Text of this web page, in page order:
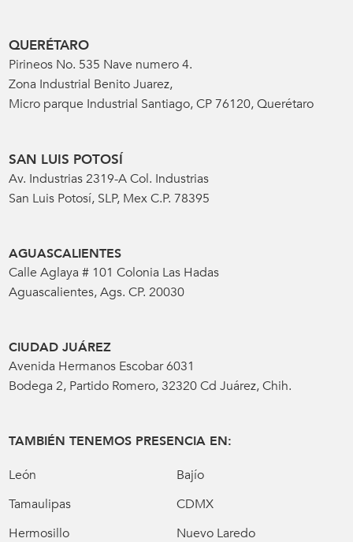
QUERÉTARO
Pirineos No. 535 Nave numero 4.
Zona Industrial Benito Juarez,
Micro parque Industrial Santiago, CP 76120, Querétaro
SAN LUIS POTOSÍ
Av. Industrias 2319-A Col. Industrias
San Luis Potosí, SLP, Mex C.P. 78395
AGUASCALIENTES
Calle Aglaya # 101 Colonia Las Hadas
Aguascalientes, Ags. CP. 20030
CIUDAD JUÁREZ
Avenida Hermanos Escobar 6031
Bodega 2, Partido Romero, 32320 Cd Juárez, Chih.
TAMBIÉN TENEMOS PRESENCIA EN:
León
Bajío
Tamaulipas
CDMX
Hermosillo
Nuevo Laredo